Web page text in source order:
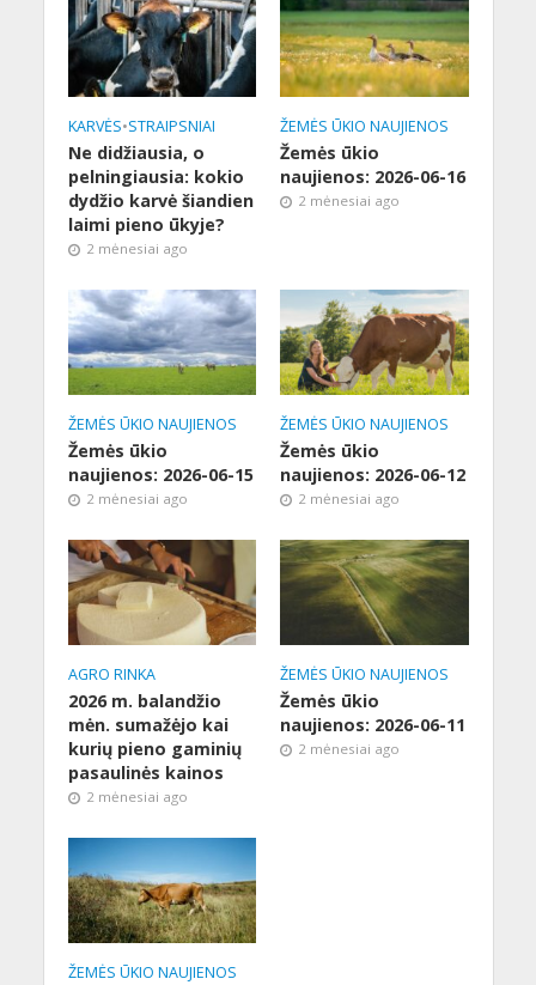
KARVĖS•STRAIPSNIAI
Ne didžiausia, o
pelningiausia: kokio
dydžio karvė šiandien
laimi pieno ūkyje?
2 mėnesiai ago
ŽEMĖS ŪKIO NAUJIENOS
Žemės ūkio
naujienos: 2026-06-16
2 mėnesiai ago
ŽEMĖS ŪKIO NAUJIENOS
Žemės ūkio
naujienos: 2026-06-15
2 mėnesiai ago
ŽEMĖS ŪKIO NAUJIENOS
Žemės ūkio
naujienos: 2026-06-12
2 mėnesiai ago
AGRO RINKA
2026 m. balandžio
mėn. sumažėjo kai
kurių pieno gaminių
pasaulinės kainos
2 mėnesiai ago
ŽEMĖS ŪKIO NAUJIENOS
Žemės ūkio
naujienos: 2026-06-11
2 mėnesiai ago
ŽEMĖS ŪKIO NAUJIENOS